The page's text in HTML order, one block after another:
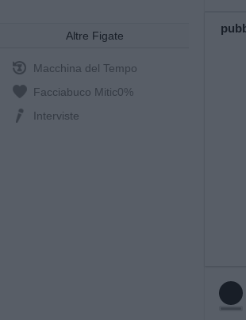
Altre Figate
Macchina del Tempo
Facciabuco Mitic0%
Interviste